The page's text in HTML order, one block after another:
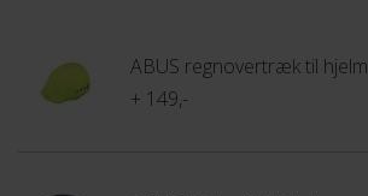
ABUS regnovertræk til hjelm
+ 149,-